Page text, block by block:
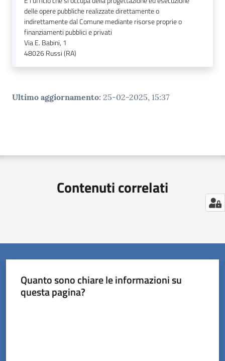
delle opere pubbliche realizzate direttamente o
indirettamente dal Comune mediante risorse proprie o
finanziamenti pubblici e privati
Via E. Babini, 1
48026Russi (RA)
Ultimo aggiornamento: 25-02-2025, 15:37
Contenuti correlati
Quanto sono chiare le informazioni su
questa pagina?